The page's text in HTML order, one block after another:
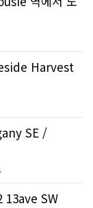
Harvest
SE /
13ave SW